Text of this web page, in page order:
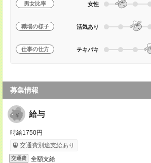
男女比率 女性
職場の様子 活気あり
仕事の仕方 テキパキ
募集情報
給与
時給1750円
交通費別途支給あり
交通費 全額支給